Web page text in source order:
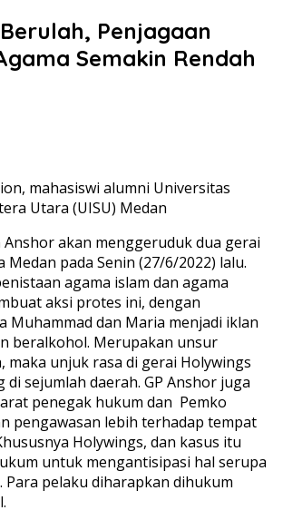
Penjagaan
Semakin Rendah
mahasiswi alumni Universitas
Utara (UISU) Medan
Anshor akan menggeruduk dua gerai
Medan pada Senin (27/6/2022) lalu.
agama islam dan agama
aksi protes ini, dengan
Muhammad dan Maria menjadi iklan
beralkohol. Merupakan unsur
maka unjuk rasa di gerai Holywings
sejumlah daerah. GP Anshor juga
penegak hukum dan Pemko
pengawasan lebih terhadap tempat
Holywings, dan kasus itu
untuk mengantisipasi hal serupa
pelaku diharapkan dihukum